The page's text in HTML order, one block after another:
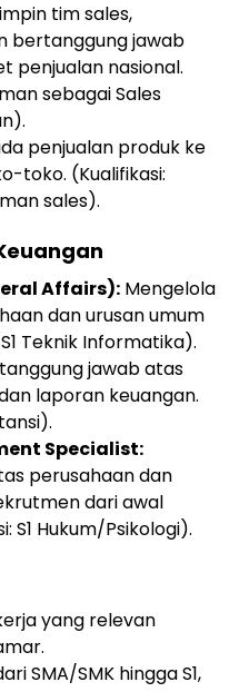
tim sales,
bertanggung jawab
penjualan nasional.
sebagai Sales
penjualan produk ke
toko. (Kualifikasi:
sales).
Affairs): Mengelola
dan urusan umum
Teknik Informatika).
jawab atas
laporan keuangan.
Specialist:
perusahaan dan
dari awal
S1 Hukum/Psikologi).
yang relevan
SMA/SMK hingga S1,